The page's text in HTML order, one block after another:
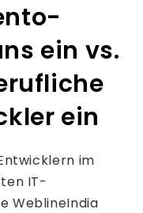
ein vs.
ein
im
IT-
WeblineIndia